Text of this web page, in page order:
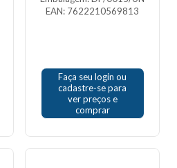
EAN: 7622210569813
Faça seu login ou
cadastre-se para
ver preços e
comprar